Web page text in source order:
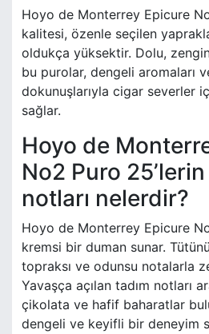
Hoyo de Monterrey Epicure
kalitesi, özenle seçilen
oldukça yüksektir. Dolu,
bu purolar, dengeli aromaları
dokunuşlarıyla cigar severler
sağlar.
Hoyo de
No2 Puro 25’lerin
notları nelerdir?
Hoyo de Monterrey Epicure
kremsi bir duman sunar.
topraksı ve odunsu notalarla
Yavaşça açılan tadım notları
çikolata ve hafif baharatlar
dengeli ve keyifli bir deneyim